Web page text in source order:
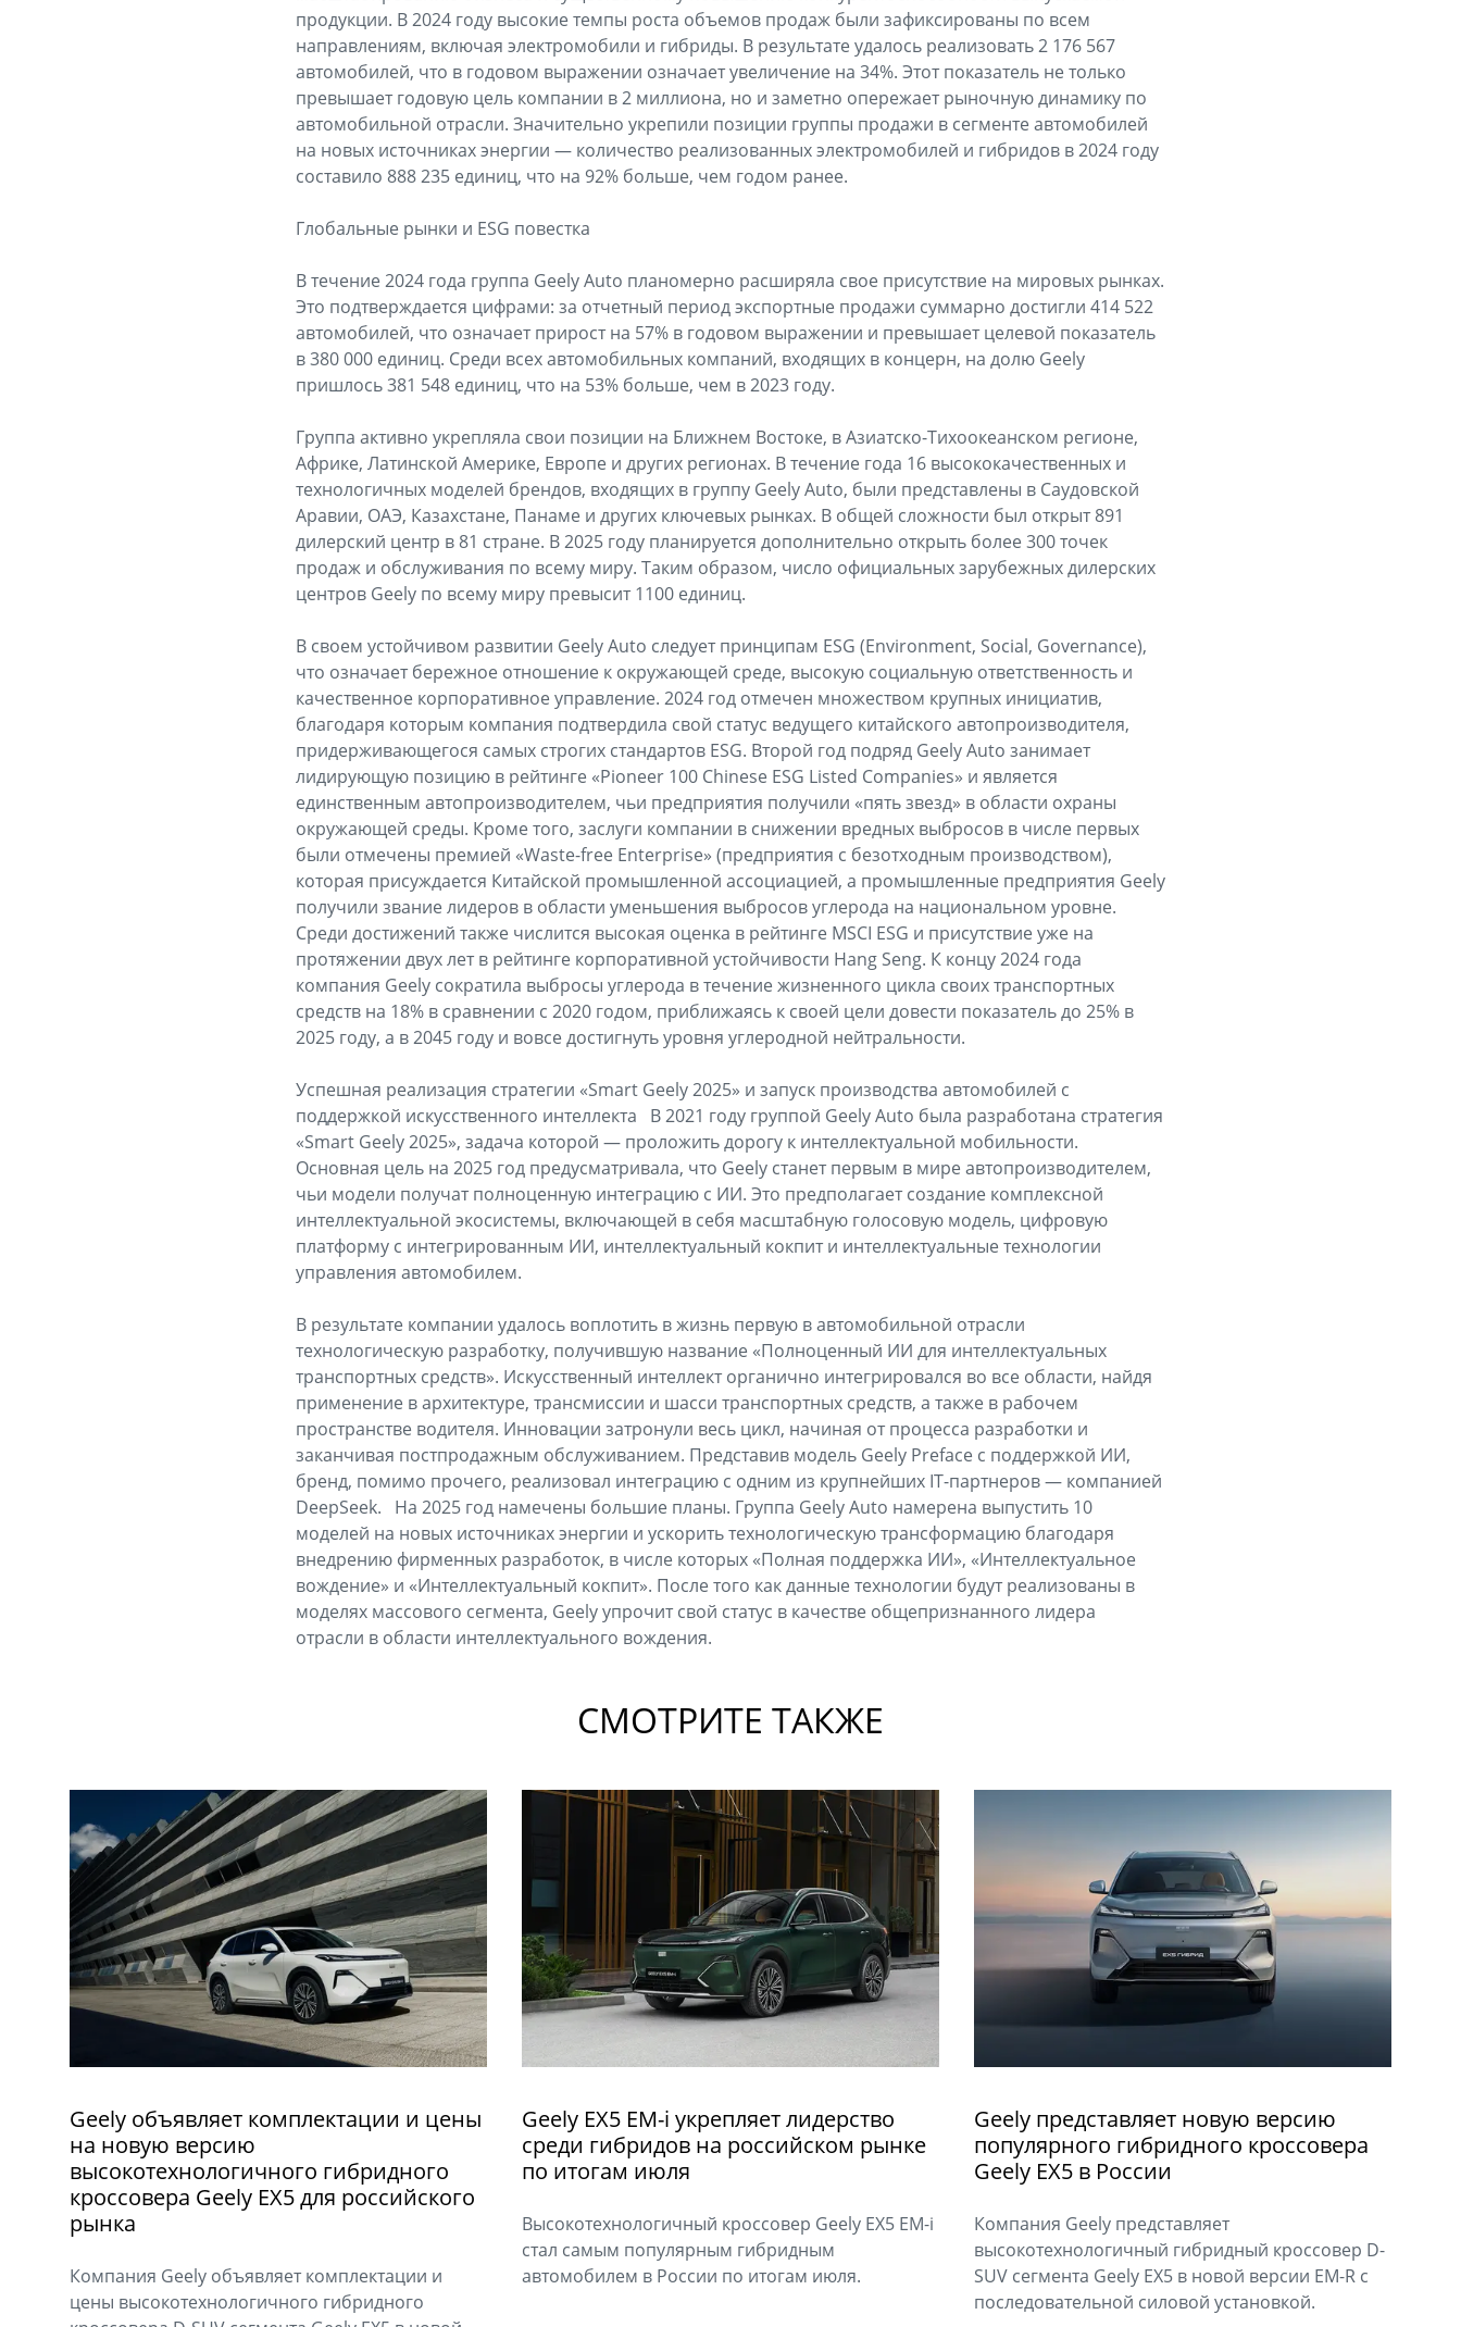
продукции. В 2024 году высокие темпы роста объемов продаж были зафиксированы по всем
направлениям, включая электромобили и гибриды. В результате удалось реализовать 2 176 567
автомобилей, что в годовом выражении означает увеличение на 34%. Этот показатель не только
превышает годовую цель компании в 2 миллиона, но и заметно опережает рыночную динамику по
автомобильной отрасли. Значительно укрепили позиции группы продажи в сегменте автомобилей
на новых источниках энергии — количество реализованных электромобилей и гибридов в 2024 году
составило 888 235 единиц, что на 92% больше, чем годом ранее.
Глобальные рынки и ESG повестка
В течение 2024 года группа Geely Auto планомерно расширяла свое присутствие на мировых рынках.
Это подтверждается цифрами: за отчетный период экспортные продажи суммарно достигли 414 522
автомобилей, что означает прирост на 57% в годовом выражении и превышает целевой показатель
в 380 000 единиц. Среди всех автомобильных компаний, входящих в концерн, на долю Geely
пришлось 381 548 единиц, что на 53% больше, чем в 2023 году.
Группа активно укрепляла свои позиции на Ближнем Востоке, в Азиатско-Тихоокеанском регионе,
Африке, Латинской Америке, Европе и других регионах. В течение года 16 высококачественных и
технологичных моделей брендов, входящих в группу Geely Auto, были представлены в Саудовской
Аравии, ОАЭ, Казахстане, Панаме и других ключевых рынках. В общей сложности был открыт 891
дилерский центр в 81 стране. В 2025 году планируется дополнительно открыть более 300 точек
продаж и обслуживания по всему миру. Таким образом, число официальных зарубежных дилерских
центров Geely по всему миру превысит 1100 единиц.
В своем устойчивом развитии Geely Auto следует принципам ESG (Environment, Social, Governance),
что означает бережное отношение к окружающей среде, высокую социальную ответственность и
качественное корпоративное управление. 2024 год отмечен множеством крупных инициатив,
благодаря которым компания подтвердила свой статус ведущего китайского автопроизводителя,
придерживающегося самых строгих стандартов ESG. Второй год подряд Geely Auto занимает
лидирующую позицию в рейтинге «Pioneer 100 Chinese ESG Listed Companies» и является
единственным автопроизводителем, чьи предприятия получили «пять звезд» в области охраны
окружающей среды. Кроме того, заслуги компании в снижении вредных выбросов в числе первых
были отмечены премией «Waste-free Enterprise» (предприятия с безотходным производством),
которая присуждается Китайской промышленной ассоциацией, а промышленные предприятия Geely
получили звание лидеров в области уменьшения выбросов углерода на национальном уровне.
Среди достижений также числится высокая оценка в рейтинге MSCI ESG и присутствие уже на
протяжении двух лет в рейтинге корпоративной устойчивости Hang Seng. К концу 2024 года
компания Geely сократила выбросы углерода в течение жизненного цикла своих транспортных
средств на 18% в сравнении с 2020 годом, приближаясь к своей цели довести показатель до 25% в
2025 году, а в 2045 году и вовсе достигнуть уровня углеродной нейтральности.
Успешная реализация стратегии «Smart Geely 2025» и запуск производства автомобилей с
поддержкой искусственного интеллекта В 2021 году группой Geely Auto была разработана стратегия
«Smart Geely 2025», задача которой — проложить дорогу к интеллектуальной мобильности.
Основная цель на 2025 год предусматривала, что Geely станет первым в мире автопроизводителем,
чьи модели получат полноценную интеграцию с ИИ. Это предполагает создание комплексной
интеллектуальной экосистемы, включающей в себя масштабную голосовую модель, цифровую
платформу c интегрированным ИИ, интеллектуальный кокпит и интеллектуальные технологии
управления автомобилем.
В результате компании удалось воплотить в жизнь первую в автомобильной отрасли
технологическую разработку, получившую название «Полноценный ИИ для интеллектуальных
транспортных средств». Искусственный интеллект органично интегрировался во все области, найдя
применение в архитектуре, трансмиссии и шасси транспортных средств, а также в рабочем
пространстве водителя. Инновации затронули весь цикл, начиная от процесса разработки и
заканчивая постпродажным обслуживанием. Представив модель Geely Preface с поддержкой ИИ,
бренд, помимо прочего, реализовал интеграцию с одним из крупнейших IT-партнеров — компанией
DeepSeek. На 2025 год намечены большие планы. Группа Geely Auto намерена выпустить 10
моделей на новых источниках энергии и ускорить технологическую трансформацию благодаря
внедрению фирменных разработок, в числе которых «Полная поддержка ИИ», «Интеллектуальное
вождение» и «Интеллектуальный кокпит». После того как данные технологии будут реализованы в
моделях массового сегмента, Geely упрочит свой статус в качестве общепризнанного лидера
отрасли в области интеллектуального вождения.
СМОТРИТЕ ТАКЖЕ
Geely объявляет комплектации и цены
на новую версию
высокотехнологичного гибридного
кроссовера Geely EX5 для российского
рынка
Компания Geely объявляет комплектации и
цены высокотехнологичного гибридного
Geely EX5 EM-i укрепляет лидерство
среди гибридов на российском рынке
по итогам июля
Высокотехнологичный кроссовер Geely EX5 EM-i
стал самым популярным гибридным
автомобилем в России по итогам июля.
Geely представляет новую версию
популярного гибридного кроссовера
Geely EX5 в России
Компания Geely представляет
высокотехнологичный гибридный кроссовер D-
SUV сегмента Geely EX5 в новой версии EM-R с
последовательной силовой установкой.